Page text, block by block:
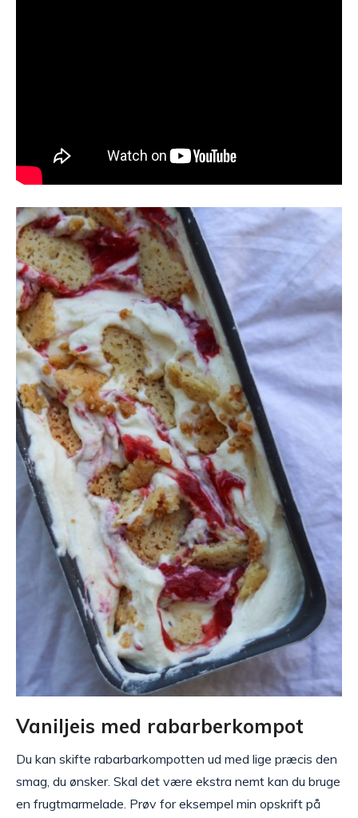
Vaniljeis med rabarberkompot
Du kan skifte rabarbarkompotten ud med lige præcis den
smag, du ønsker. Skal det være ekstra nemt kan du bruge
en frugtmarmelade. Prøv for eksempel min opskrift på